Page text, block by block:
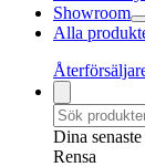
Showroom
Alla
Dina
Rensa